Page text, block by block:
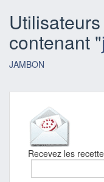
contenant "
JAMBON
Recevez les